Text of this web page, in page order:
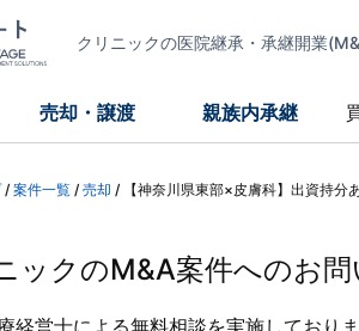
クリニックの医院継承・承継開業
売却・譲渡 親族内承継
/ 案件一覧 / 売却 / 【神奈川県東部×皮膚科】出資持
ックのM&A案件へのお問
経営士による無料相談を実施しておりま